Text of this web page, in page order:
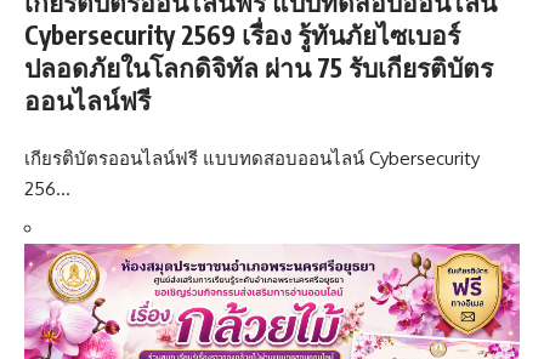
Cybersecurity 2569 เรื่อง รู้ทันภัยไซเบอร์
ปลอดภัยในโลกดิจิทัล ผ่าน 75 รับเกียรติบัตร
ออนไลน์ฟรี
เกียรติบัตรออนไลน์ฟรี แบบทดสอบออนไลน์ Cybersecurity
256…